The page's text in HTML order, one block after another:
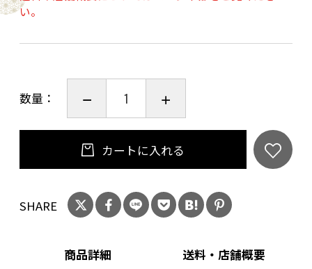
い。
数量：
カートに入れる
SHARE
商品詳細 送料・店舗概要